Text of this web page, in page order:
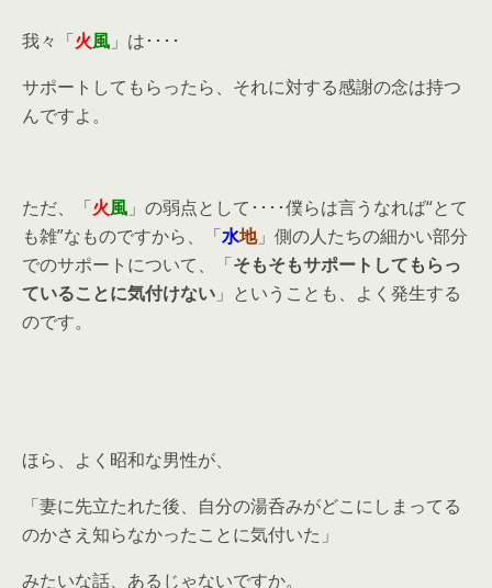
我々「火風 」は････
サポートしてもらったら、それに対する感謝の念は持つ
んですよ。
ただ、「火風 」の弱点として････僕らは言うなれば“とて
も雑”なものですから、「水地」側の人たちの細かい部分
でのサポートについて、「そもそもサポートしてもらっ
ていることに気付けない 」ということも、よく発生する
のです。
ほら、よく昭和な男性が、
「妻に先立たれた後、自分の湯呑みがどこにしまってる
のかさえ知らなかったことに気付いた」
みたいな話、あるじゃないですか。